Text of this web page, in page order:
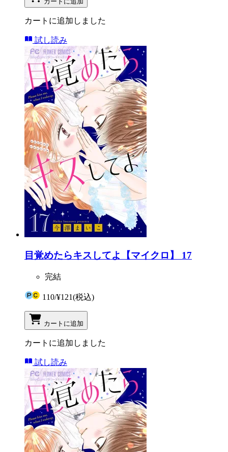
カートに追加しました
試し読み
目覚めたらキスしてよ【マイクロ】 17
完結
110/¥121(税込)
カートに追加
カートに追加しました
試し読み